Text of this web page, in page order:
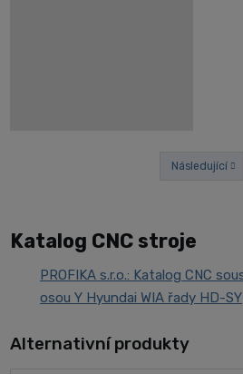
Následující
Katalog CNC stroje
PROFIKA s.r.o.: Katalog CNC
osou Y Hyundai WIA řady HD-SY
Alternativní produkty